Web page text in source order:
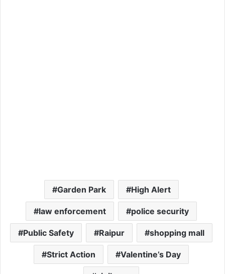
Garden Park High Alert
law enforcement police security
Public Safety Raipur shopping mall
Strict Action Valentine’s Day